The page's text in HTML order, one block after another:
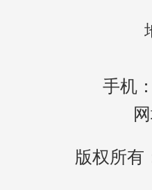
手机
版权所有